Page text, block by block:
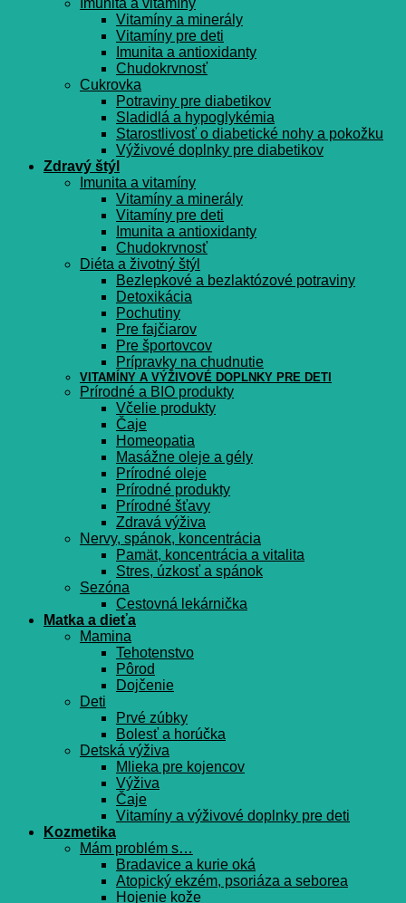
Vitamíny a minerály
Vitamíny pre deti
Imunita a antioxidanty
Chudokrvnosť
Cukrovka
Potraviny pre diabetikov
Sladidlá a hypoglykémia
Starostlivosť o diabetické nohy a pokožku
Výživové doplnky pre diabetikov
Zdravý štýl
Imunita a vitamíny
Vitamíny a minerály
Vitamíny pre deti
Imunita a antioxidanty
Chudokrvnosť
Diéta a životný štýl
Bezlepkové a bezlaktózové potraviny
Detoxikácia
Pochutiny
Pre fajčiarov
Pre športovcov
Prípravky na chudnutie
VITAMÍNY A VÝŽIVOVÉ DOPLNKY PRE DETI
Prírodné a BIO produkty
Včelie produkty
Čaje
Homeopatia
Masážne oleje a gély
Prírodné oleje
Prírodné produkty
Prírodné šťavy
Zdravá výživa
Nervy, spánok, koncentrácia
Pamät, koncentrácia a vitalita
Stres, úzkosť a spánok
Sezóna
Cestovná lekárnička
Matka a dieťa
Mamina
Tehotenstvo
Pôrod
Dojčenie
Deti
Prvé zúbky
Bolesť a horúčka
Detská výživa
Mlieka pre kojencov
Výživa
Čaje
Vitamíny a výživové doplnky pre deti
Kozmetika
Mám problém s…
Bradavice a kurie oká
Atopický ekzém, psoriáza a seborea
Hojenie kože